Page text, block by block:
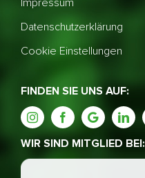
Impressum
Datenschutzerklärung
Cookie Einstellungen
FINDEN SIE UNS AUF:
WIR SIND MITGLIED BEI: